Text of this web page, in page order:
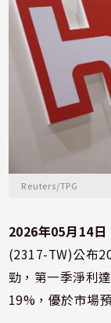
Reuters/TPG
2026年05月14日
(2317-TW)公布
勁，第一季淨利
19%，優於市場